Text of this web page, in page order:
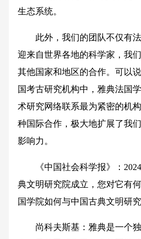
生态系统。
此外，我们的团队不仅有法
迎来自世界各地的科学家，我
其他国家和地区的合作。可以
国考古研究机构中，雅典法国
术研究网络联系最为紧密的机
种国际合作，极大地扩展了我
影响力。
《中国社会科学报》：
典文明研究院成立，您对它有
国学院如何与中国古典文明研
尚科夫斯基：雅典是一个独